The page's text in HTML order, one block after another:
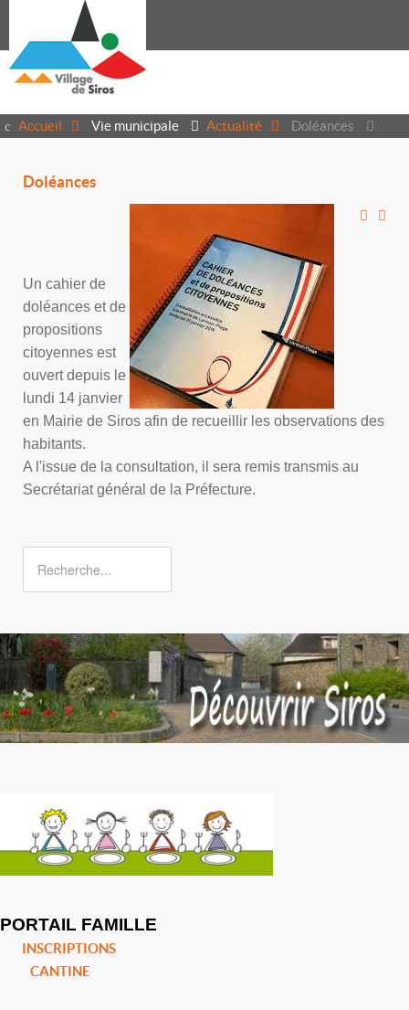
Accueil Vie municipale Actualité Doléances
Doléances
Un cahier de
doléances et de
propositions
citoyennes est
ouvert depuis le
lundi 14 janvier
en Mairie de Siros afin de recueillir les observations des
habitants.
A l'issue de la consultation, il sera remis transmis au
Secrétariat général de la Préfecture.
PORTAIL FAMILLE
INSCRIPTIONS
CANTINE